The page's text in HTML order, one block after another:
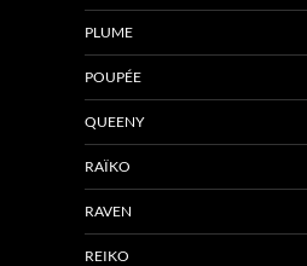
PLUME
POUPÉE
QUEENY
RAÏKO
RAVEN
REIKO